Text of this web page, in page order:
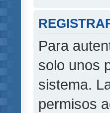
Para
solo unos
sistema.
permisos